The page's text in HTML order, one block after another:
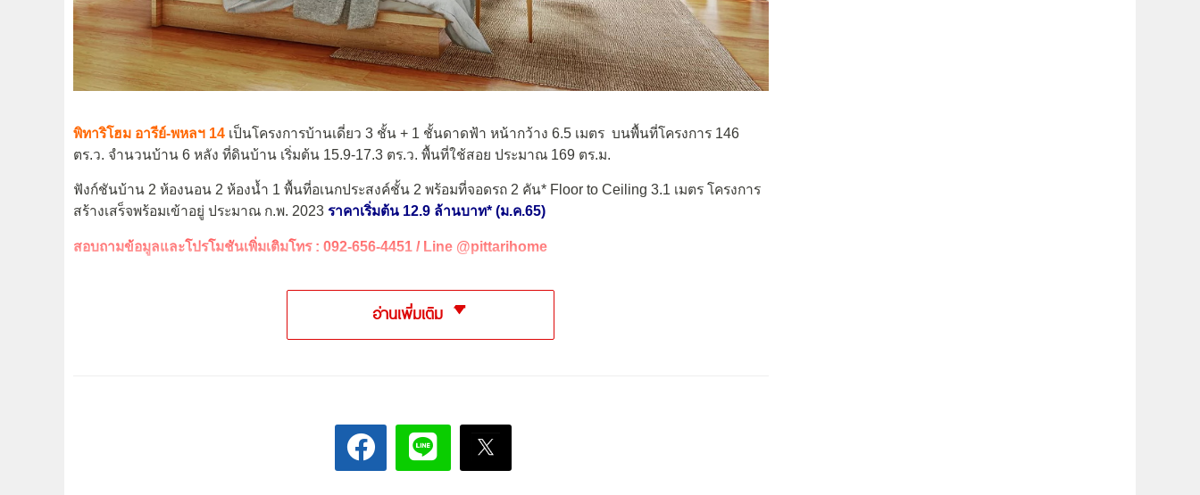
พิทาริโฮม อารีย์-พหลฯ 14 เป็นโครงการบ้านเดี่ยว 3 ชั้น + 1 ชั้นดาดฟ้า หน้ากว้าง 6.5 เมตร บนพื้นที่โครงการ 146
ตร.ว. จำนวนบ้าน 6 หลัง ที่ดินบ้าน เริ่มต้น 15.9-17.3 ตร.ว. พื้นที่ใช้สอย ประมาณ 169 ตร.ม.
ฟังก์ชันบ้าน 2 ห้องนอน 2 ห้องน้ำ 1 พื้นที่อเนกประสงค์ชั้น 2 พร้อมที่จอดรถ 2 คัน* Floor to Ceiling 3.1 เมตร โครงการ
สร้างเสร็จพร้อมเข้าอยู่ ประมาณ ก.พ. 2023 ราคาเริ่มต้น 12.9 ล้านบาท* (ม.ค.65)
สอบถามข้อมูลและโปรโมชันเพิ่มเติมโทร : 092-656-4451 / Line @pittarihome
อ่านเพิ่มเติม